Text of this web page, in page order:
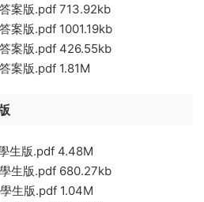
案版.pdf 713.92kb
案版.pdf 1001.19kb
案版.pdf 426.55kb
案版.pdf 1.81M
生版.pdf 4.48M
生版.pdf 680.27kb
生版.pdf 1.04M